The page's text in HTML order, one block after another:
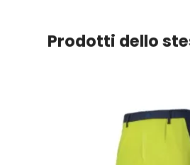
Prodotti dello